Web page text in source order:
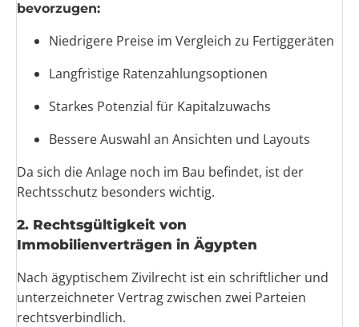
bevorzugen:
Niedrigere Preise im Vergleich zu Fertiggeräten
Langfristige Ratenzahlungsoptionen
Starkes Potenzial für Kapitalzuwachs
Bessere Auswahl an Ansichten und Layouts
Da sich die Anlage noch im Bau befindet, ist der
Rechtsschutz besonders wichtig.
2. Rechtsgültigkeit von
Immobilienverträgen in Ägypten
Nach ägyptischem Zivilrecht ist ein schriftlicher und
unterzeichneter Vertrag zwischen zwei Parteien
rechtsverbindlich.